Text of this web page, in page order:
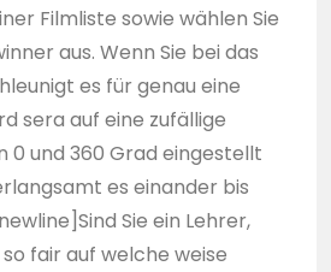
Filmliste sowie wählen Sie
aus. Wenn Sie bei das
es für genau eine
sera auf eine zufällige
0 und 360 Grad eingestellt
es einander bis
Sie ein Lehrer,
fair auf welche weise